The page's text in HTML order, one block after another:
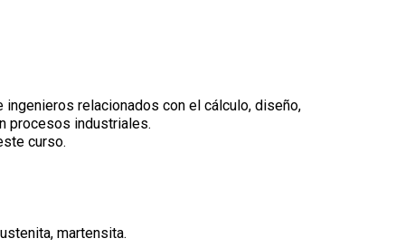
relacionados con el cálculo, diseño,
procesos industriales.
curso.
martensita.